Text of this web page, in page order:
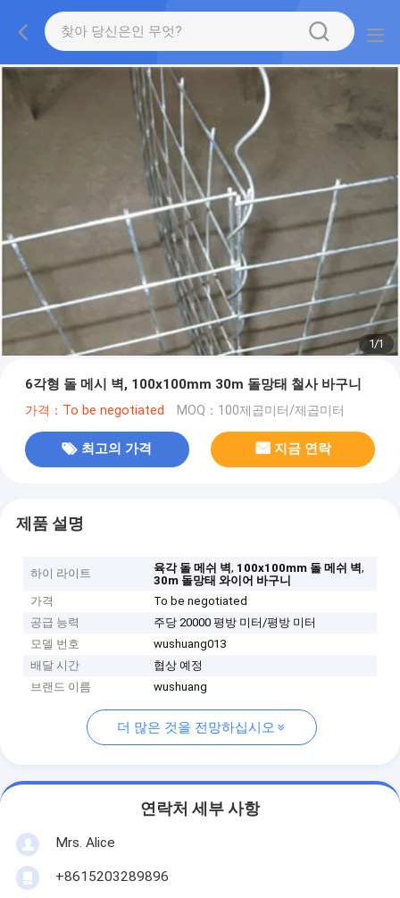
1/1
6각형 돌 메시 벽, 100x100mm 30m 돌망태 철사 바구니
가격：To be negotiated MOQ：100제곱미터/제곱미터
최고의 가격 지금 연락
제품 설명
하이 라이트 육각 돌 메쉬 벽, 100x100mm 돌 메쉬 벽,
30m 돌망태 와이어 바구니
가격
To be negotiated
공급 능력
주당 20000 평방 미터/평방 미터
모델 번호
wushuang013
배달 시간
협상 예정
브랜드 이름
wushuang
더 많은 것을 전망하십시오
연락처 세부 사항
Mrs. Alice
+8615203289896